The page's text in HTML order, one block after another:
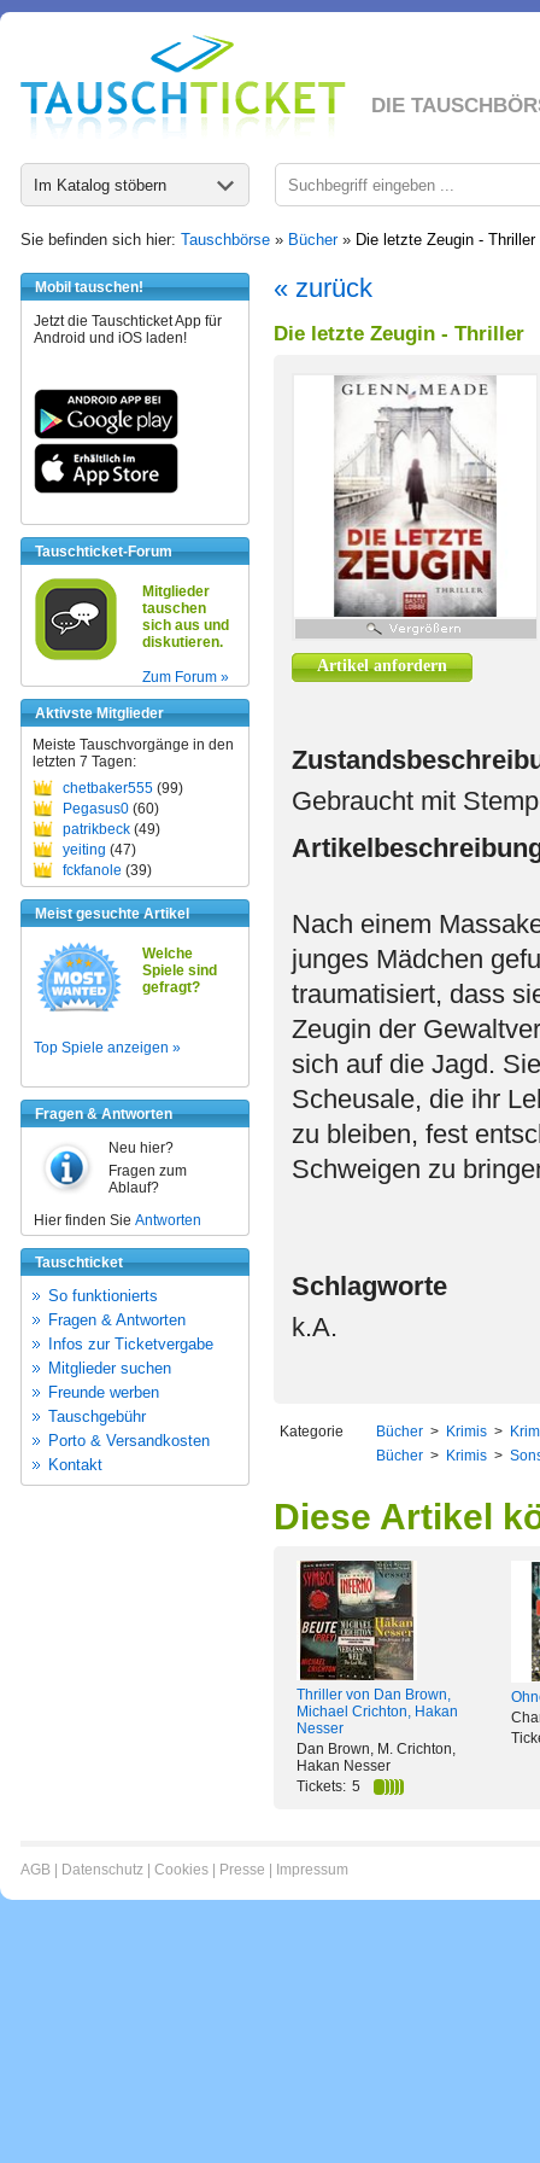
DIE
Im Katalog stöbern
Sie befinden sich hier: Tauschbörse » Bücher» Die letzte Zeugin - Thriller
Mobil tauschen!
Jetzt die Tauschticket App für
Android und iOS laden!
Tauschticket-Forum
Mitglieder
tauschen
sich aus und
diskutieren.
Zum Forum »
Aktivste Mitglieder
Meiste Tauschvorgänge in den
letzten 7 Tagen:
chetbaker555 (99)
Pegasus0 (60)
patrikbeck (49)
yeiting (47)
fckfanole (39)
Meist gesuchte Artikel
Welche
Spiele sind
gefragt?
Top Spiele anzeigen »
Fragen & Antworten
Neu hier?
Fragen zum
Ablauf?
Hier finden Sie Antworten
Tauschticket
So funktionierts
Fragen & Antworten
Infos zur Ticketvergabe
Mitglieder suchen
Freunde werben
Tauschgebühr
Porto & Versandkosten
Kontakt
« zurück
Die letzte Zeugin - Thriller
Artikel anfordern
Gebraucht mit
Nach einem
junges Mädchen
traumatisiert, dass
Zeugin der
sich auf die Jagd.
Scheusale, die ihr
zu bleiben, fest
Schweigen zu
Schlagworte
k.A.
Kategorie Bücher > Krimis >
Bücher > Krimis >
Diese Artikel
Thriller von Dan Brown,
Michael Crichton, Hakan
Nesser
Dan Brown, M. Crichton,
Hakan Nesser
Tickets: 5
AGB Datenschutz Cookies Presse Impressum